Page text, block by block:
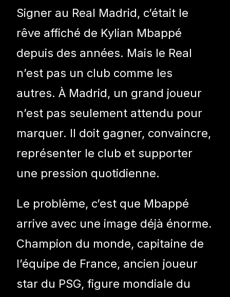
Signer au Real Madrid, c’était le
rêve affiché de Kylian Mbappé
depuis des années. Mais le Real
n’est pas un club comme les
autres. À Madrid, un grand joueur
n’est pas seulement attendu pour
marquer. Il doit gagner, convaincre,
représenter le club et supporter
une pression quotidienne.
Le problème, c’est que Mbappé
arrive avec une image déjà énorme.
Champion du monde, capitaine de
l’équipe de France, ancien joueur
star du PSG, figure mondiale du